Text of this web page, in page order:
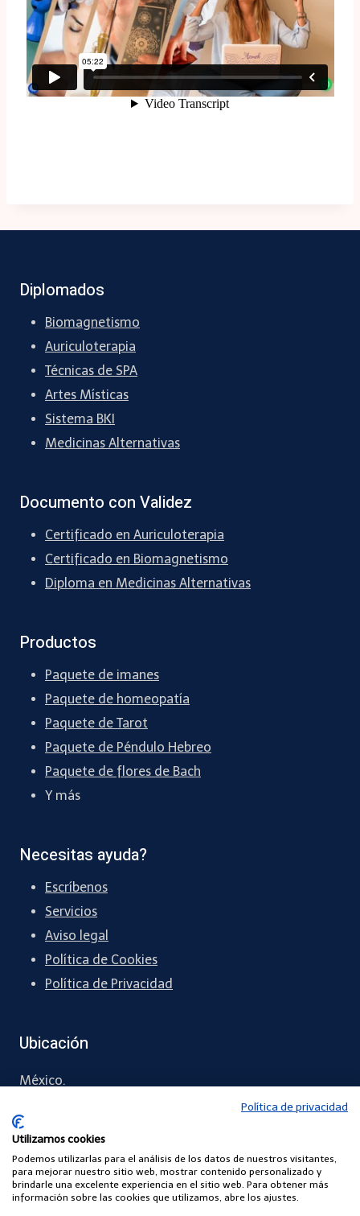
Diplomados
Biomagnetismo
Auriculoterapia
Técnicas de SPA
Artes Místicas
Sistema BKI
Medicinas Alternativas
Documento con Validez
Certificado en Auriculoterapia
Certificado en Biomagnetismo
Diploma en Medicinas Alternativas
Productos
Paquete de imanes
Paquete de homeopatía
Paquete de Tarot
Paquete de Péndulo Hebreo
Paquete de flores de Bach
Y más
Necesitas ayuda?
Escríbenos
Servicios
Aviso legal
Política de Cookies
Política de Privacidad
Ubicación
México.
93 7228 5781
contacto@alcumeonline.com
Política de privacidad
Utilizamos cookies
Podemos utilizarlas para el análisis de los datos de nuestros visitantes,
para mejorar nuestro sitio web, mostrar contenido personalizado y
brindarle una excelente experiencia en el sitio web. Para obtener más
información sobre las cookies que utilizamos, abre los ajustes.